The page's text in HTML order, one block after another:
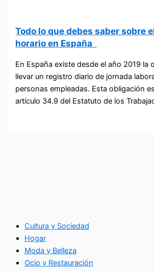
Todo lo que debes saber sobre
horario en España
En España existe desde el año 2019 la
llevar un registro diario de jornada
personas empleadas. Esta obligación
artículo 34.9 del Estatuto de los
Cultura y Sociedad
Hogar
Moda y Belleza
Ocio y Restauración